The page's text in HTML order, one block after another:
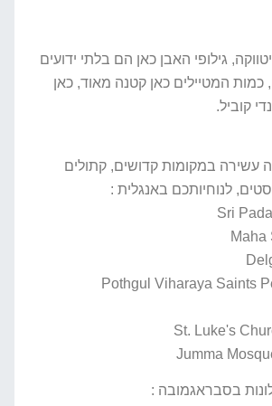
גילופי האבן כאן הם בלתי ידועים
כמות המטיילים כאן קטנה מאוד, כאן
קוביל.
עשירה במקומות קדושים, קתולים
לנוחיותכם באנגלית :
Sri
Maha
Pothgul Viharaya Saints
St. Luke's
Jumma
בסבראגמובה :